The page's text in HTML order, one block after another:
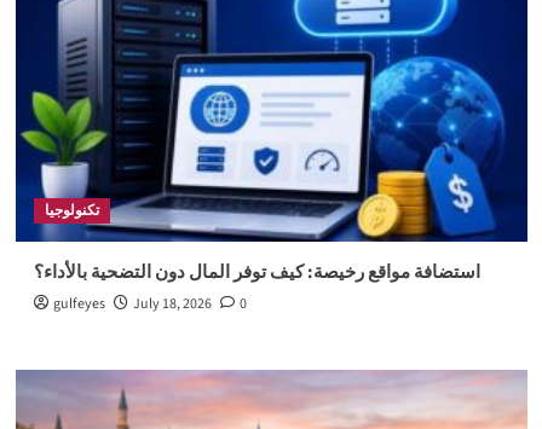
تكنولوجيا
استضافة مواقع رخيصة: كيف توفر المال دون التضحية بالأداء؟
gulfeyes July 18, 2026 0